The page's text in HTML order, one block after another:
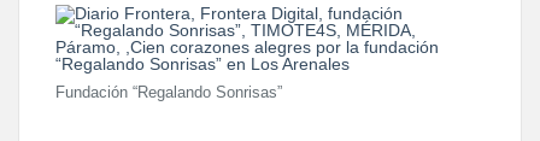
Fundación “Regalando Sonrisas”